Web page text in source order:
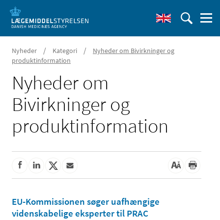
Nyheder / Kategori /
Nyheder om Bivirkninger og
produktinformation
Nyheder om
Bivirkninger og
produktinformation
EU-Kommissionen søger uafhængige
videnskabelige eksperter til PRAC